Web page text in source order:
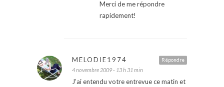
Merci de me répondre
rapidement!
Répondre
MELODIE1974
4 novembre 2009 - 13 h 31 min
J’ai entendu votre entrevue ce matin et